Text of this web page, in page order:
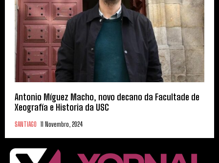
Antonio Míguez Macho, novo decano da Facultade de
Xeografía e Historia da USC
SANTIAGO 11 Novembro, 2024